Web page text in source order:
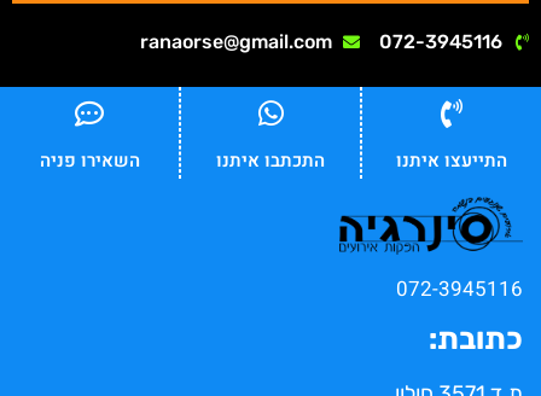
072-3945116
ranaorse@gmail.com
התייעצו איתנו התכתבו איתנו השאירו פניה
072-3945116
כתובת: